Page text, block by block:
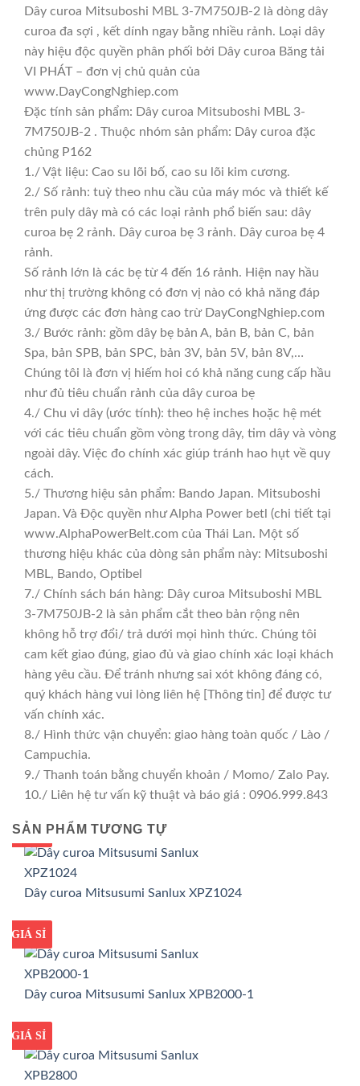
Dây curoa Mitsuboshi MBL 3-7M750JB-2 là dòng dây
curoa đa sợi , kết dính ngay bằng nhiều rảnh. Loại dây
này hiệu độc quyền phân phối bởi Dây curoa Băng tải
VI PHÁT – đơn vị chủ quản của
www.DayCongNghiep.com
Đặc tính sản phẩm: Dây curoa Mitsuboshi MBL 3-
7M750JB-2 . Thuộc nhóm sản phẩm: Dây curoa đặc
chủng P162
1./ Vật liệu: Cao su lõi bố, cao su lõi kim cương.
2./ Số rảnh: tuỳ theo nhu cầu của máy móc và thiết kế
trên puly dây mà có các loại rảnh phổ biến sau: dây
curoa bẹ 2 rảnh. Dây curoa bẹ 3 rảnh. Dây curoa bẹ 4
rảnh.
Số rảnh lớn là các bẹ từ 4 đến 16 rảnh. Hiện nay hầu
như thị trường không có đơn vị nào có khả năng đáp
ứng được các đơn hàng cao trừ DayCongNghiep.com
3./ Bước rảnh: gồm dây bẹ bản A, bản B, bản C, bản
Spa, bản SPB, bản SPC, bản 3V, bản 5V, bản 8V,…
Chúng tôi là đơn vị hiếm hoi có khả năng cung cấp hầu
như đủ tiêu chuẩn rảnh của dây curoa bẹ
4./ Chu vi dây (ước tính): theo hệ inches hoặc hệ mét
với các tiêu chuẩn gồm vòng trong dây, tim dây và vòng
ngoài dây. Việc đo chính xác giúp tránh hao hụt về quy
cách.
5./ Thương hiệu sản phẩm: Bando Japan. Mitsuboshi
Japan. Và Độc quyền như Alpha Power betl (chi tiết tại
www.AlphaPowerBelt.com của Thái Lan. Một số
thương hiệu khác của dòng sản phẩm này: Mitsuboshi
MBL, Bando, Optibel
7./ Chính sách bán hàng: Dây curoa Mitsuboshi MBL
3-7M750JB-2 là sản phẩm cắt theo bản rộng nên
không hỗ trợ đổi/ trả dưới mọi hình thức. Chúng tôi
cam kết giao đúng, giao đủ và giao chính xác loại khách
hàng yêu cầu. Để tránh nhưng sai xót không đáng có,
quý khách hàng vui lòng liên hệ [Thông tin] để được tư
vấn chính xác.
8./ Hình thức vận chuyển: giao hàng toàn quốc / Lào /
Campuchia.
9./ Thanh toán bằng chuyển khoản / Momo/ Zalo Pay.
10./ Liên hệ tư vấn kỹ thuật và báo giá : 0906.999.843
SẢN PHẨM TƯƠNG TỰ
GIÁ TỐT
GIÁ SỈ
Dây curoa Mitsusumi Sanlux XPZ1024
GIÁ TỐT
GIÁ SỈ
Dây curoa Mitsusumi Sanlux XPB2000-1
GIÁ TỐT
GIÁ SỈ